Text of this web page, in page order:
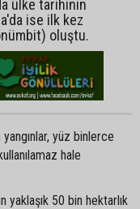
ülke tarihinin
ise ilk kez
oluştu.
yüz binlerce
hale
yaklaşık 50 bin hektarlık